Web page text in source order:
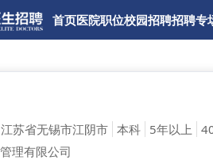
首页医院职位校园招聘招聘专
江苏省无锡市江阴市 本科 5年以上
理有限公司